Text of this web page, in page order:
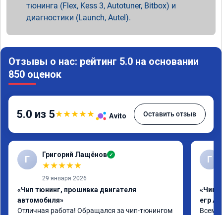
тюнинга (Flex, Kess 3, Autotuner, Bitbox) и
диагностики (Launch, Autel).
Отзывы о нас: рейтинг 5.0 на основании
850 оценок
5.0 из 5★★★★★ Avito Оставить отзыв
Г Григорий Лащёнов ✓
★★★★★
29 января 2026
«Чип тюнинг, прошивка двигателя
автомобиля»
Отличная работа! Обращался за чип-тюнингом
Г
«Чип
егр
Всем